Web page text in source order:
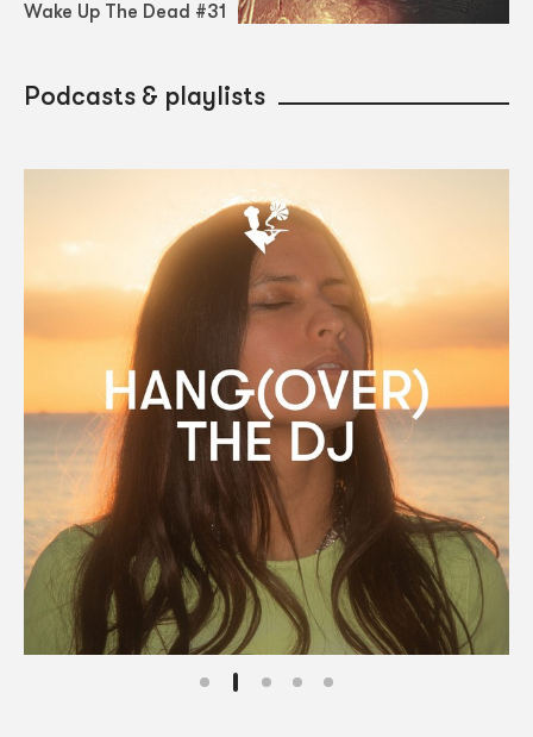
Wake Up The Dead #31
Podcasts & playlists